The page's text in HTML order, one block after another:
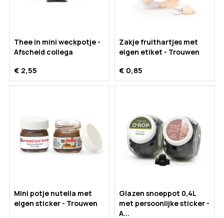
Thee in mini weckpotje -
Afscheid collega
€ 2,55
Zakje fruithartjes met
eigen etiket - Trouwen
€ 0,85
Mini potje nutella met
eigen sticker - Trouwen
Glazen snoeppot 0,4L
met persoonlijke sticker -
A...